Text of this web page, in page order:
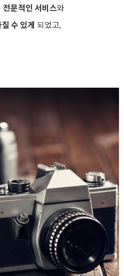
전문적인 서비스와
수 있게 되었고,